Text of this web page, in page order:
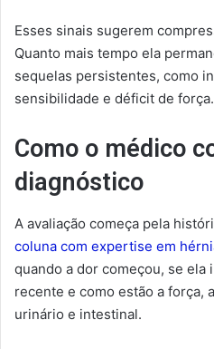
Esses sinais sugerem
Quanto mais tempo ela
sequelas persistentes, como
sensibilidade e déficit de força.
Como o médico
diagnóstico
A avaliação começa pela
coluna com expertise em
quando a dor começou, se ela
recente e como estão a força,
urinário e intestinal.